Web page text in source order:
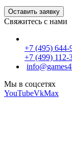
Оставить заявку
Свяжитесь с нами
+7 (495) 644-
+7 (499) 112-
Мы в соцсетях
YouTubeVkMax